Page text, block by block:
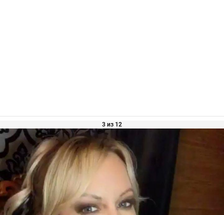
3 из 12